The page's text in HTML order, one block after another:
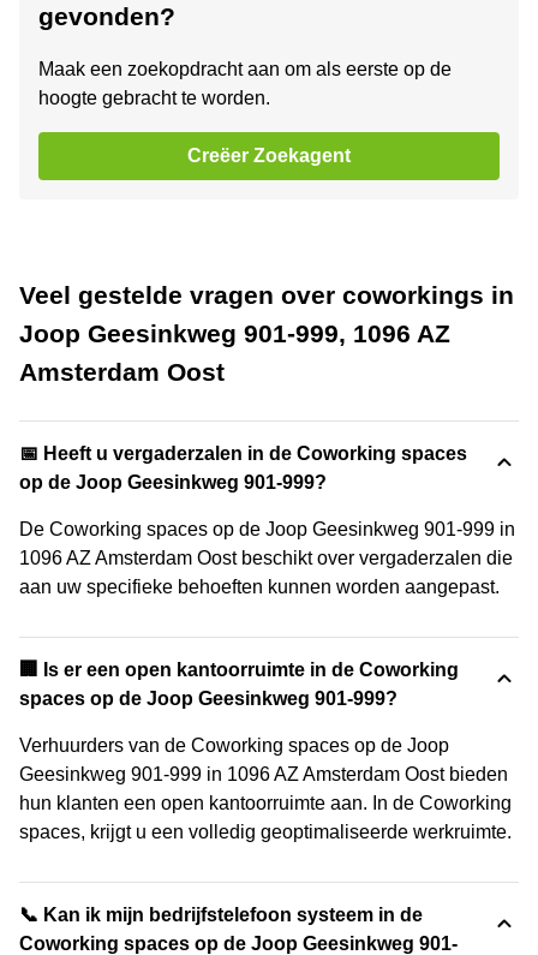
gevonden?
Maak een zoekopdracht aan om als eerste op de
hoogte gebracht te worden.
Creëer Zoekagent
Veel gestelde vragen over coworkings in
Joop Geesinkweg 901-999, 1096 AZ
Amsterdam Oost
📅 Heeft u vergaderzalen in de Coworking spaces
op de Joop Geesinkweg 901-999?
De Coworking spaces op de Joop Geesinkweg 901-999 in
1096 AZ Amsterdam Oost beschikt over vergaderzalen die
aan uw specifieke behoeften kunnen worden aangepast.
‍🏢 Is er een open kantoorruimte in de Coworking
spaces op de Joop Geesinkweg 901-999?
Verhuurders van de Coworking spaces op de Joop
Geesinkweg 901-999 in 1096 AZ Amsterdam Oost bieden
hun klanten een open kantoorruimte aan. In de Coworking
spaces, krijgt u een volledig geoptimaliseerde werkruimte.
📞 Kan ik mijn bedrijfstelefoon systeem in de
Coworking spaces op de Joop Geesinkweg 901-